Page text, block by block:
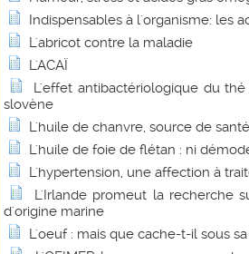
Indispensables à l'organisme: les
L'abricot contre la maladie
L'ACAÏ
L'effet antibactériologique du
slovène
L'huile de chanvre, source de
L'huile de foie de flétan : ni
L'hypertension, une affection à
L'Irlande promeut la recherche
d'origine marine
L'oeuf : mais que cache-t-il sous